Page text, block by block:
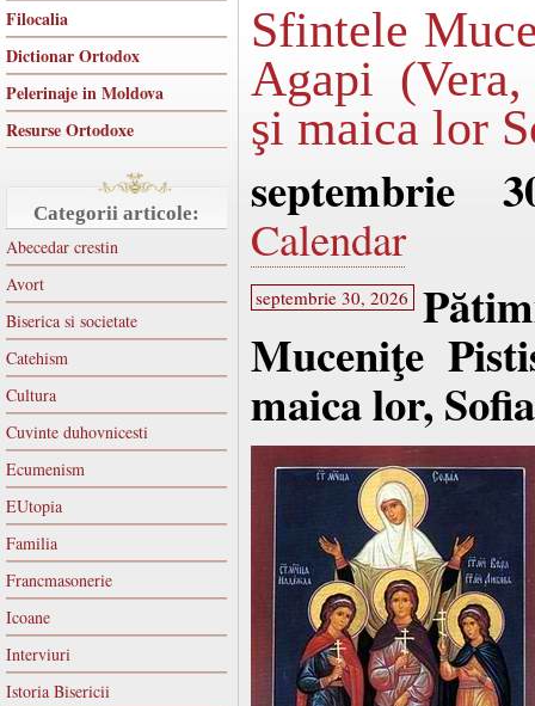
Filocalia
Dictionar Ortodox
Pelerinaje in Moldova
Resurse Ortodoxe
Categorii articole:
Abecedar crestin
Avort
Biserica si societate
Catehism
Cultura
Cuvinte duhovnicesti
Ecumenism
EUtopia
Familia
Francmasonerie
Icoane
Interviuri
Istoria Bisericii
Sfintele
Agapi
şi maica lor
septembrie
Calendar
septembrie 30, 2026
Muceniţe
maica lor,